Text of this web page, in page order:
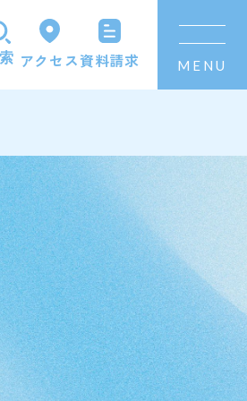
アクセス資料請求 MENU